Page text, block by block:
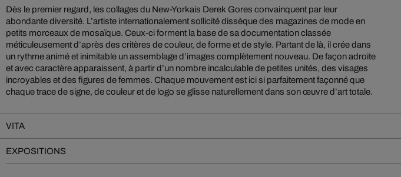
Dès le premier regard, les collages du New-Yorkais Derek Gores convainquent par leur
abondante diversité. L’artiste internationalement sollicité dissèque des magazines de mode en
petits morceaux de mosaïque. Ceux-ci forment la base de sa documentation classée
méticuleusement d’après des critères de couleur, de forme et de style. Partant de là, il crée dans
un rythme animé et inimitable un assemblage d’images complètement nouveau. De façon adroite
et avec caractère apparaissent, à partir d’un nombre incalculable de petites unités, des visages
incroyables et des figures de femmes. Chaque mouvement est ici si parfaitement façonné que
chaque trace de signe, de couleur et de logo se glisse naturellement dans son œuvre d’art totale.
VITA
EXPOSITIONS